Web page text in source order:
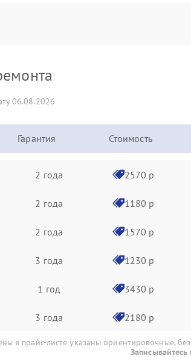
06.08.2026
Гарантия Стоимость
2 года 2570 р
2 года 1180 р
2 года 1570 р
3 года 1230 р
1 год 3430 р
3 года 2180 р
в прайс-листе указаны ориентировочные, без
Записывайтесь